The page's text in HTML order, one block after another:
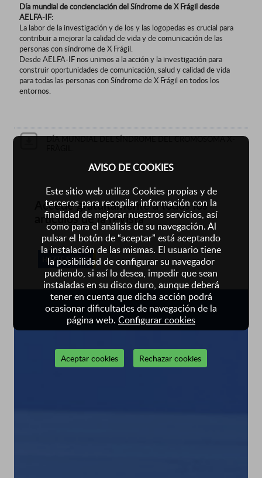
AVISO DE COOKIES
Este sitio web utiliza Cookies propias y de
terceros para recopilar información con la
finalidad de mejorar nuestros servicios, así
como para el análisis de su navegación. Al
pulsar el botón de “aceptar” está aceptando
la instalación de las mismas. El usuario tiene
la posibilidad de configurar su navegador
pudiendo, si así lo desea, impedir que sean
instaladas en su disco duro, aunque deberá
tener en cuenta que dicha acción podrá
ocasionar dificultades de navegación de la
página web. Configurar cookies
Aceptar cookies Rechazar cookies
Día mundial de concienciación del Síndrome de X Frágil desde
AELFA-IF:
La labor de la investigación y de los y las logopedas es crucial para
contribuir a mejorar la calidad de vida y de comunicación de las
personas con síndrome de X Frágil.
Desde AELFA-IF nos unimos a la acción y la investigación para
construir oportunidades de comunicación, salud y calidad de vida
para todas las personas con Síndrome de X Frágil en todos los
entornos.
DÍA MUNDIAL DEL SÍNDROME DEL CROMOSOMA X-
Accede gratuitamente a todos los
artículos de la revista
HAZTE SOCIO